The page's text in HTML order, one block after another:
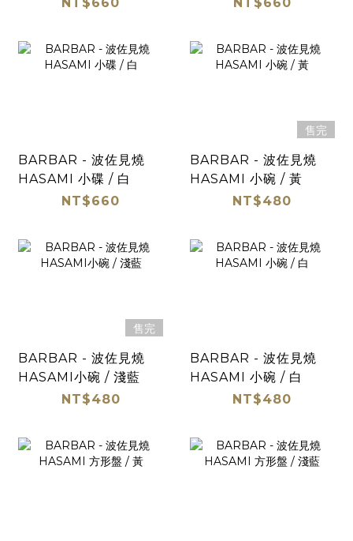
BARBAR - 波佐見燒
HASAMI 小碟 / 白
NT$660
售完
BARBAR - 波佐見燒
HASAMI 小碗 / 黃
NT$480
售完
BARBAR - 波佐見燒
HASAMI小碗 / 淺藍
NT$480
BARBAR - 波佐見燒
HASAMI 小碗 / 白
NT$480